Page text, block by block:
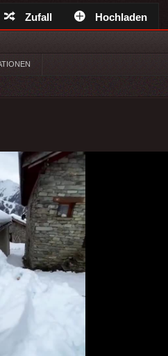
Zufall Hochladen